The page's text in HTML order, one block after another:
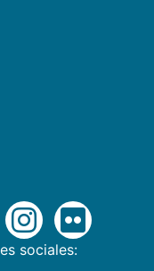
sociales: